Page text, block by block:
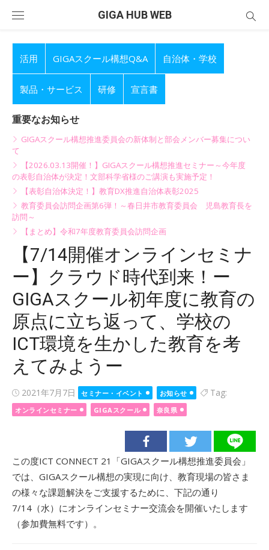
GIGA HUB WEB
活用 GIGAスクール構想Q&A 自治体・学校
製品・サービス 研修 宣言書
重要なお知らせ
GIGAスクール構想推進委員会の新体制と部会メンバー募集につい
て
【2026.03.13開催！】GIGAスクール構想推進セミナー～今年度
の表彰自治体が決定！文部科学省様のご講演も実施予定！
【表彰自治体決定！】教育DX推進自治体表彰2025
教育委員会訪問企画第6弾！～春日井市教育委員会 児島教育長を
訪問～
【まとめ】令和7年度教育委員会訪問企画
【7/14開催オンラインセミナ
ー】クラウド時代到来！ー
GIGAスクール初年度に教育の
原点に立ち返って、学校の
ICT環境を生かした教育を考
えてみようー
Posted
on
2021年7月7日 セミナー・イベント お知らせ Tag:
オンラインセミナー GIGAスクール 奈良県
この度ICT CONNECT 21「GIGAスクール構想推進委員会」
では、GIGAスクール構想の実現に向け、教育現場の皆さま
の様々な課題解決をご支援するために、下記の通り
7/14（水）にオンラインセミナー交流会を開催いたします
（参加費無料です）。